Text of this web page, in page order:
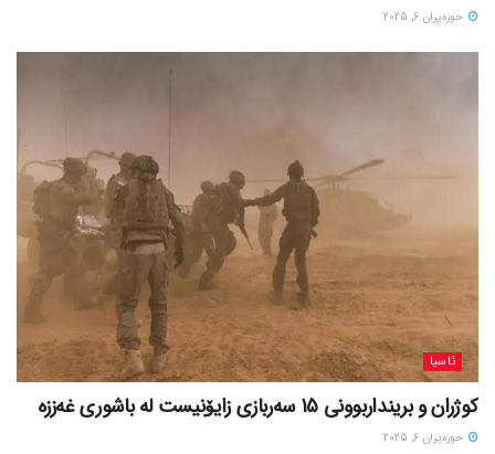
حوزه‌یران 6, 2025
ئاسیا
کوژران و برینداربوونی 15 سەربازی زایۆنیست لە باشوری غەززە
حوزه‌یران 6, 2025